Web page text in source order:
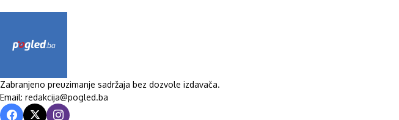
Zabranjeno preuzimanje sadržaja bez dozvole izdavača.
Email: redakcija@pogled.ba